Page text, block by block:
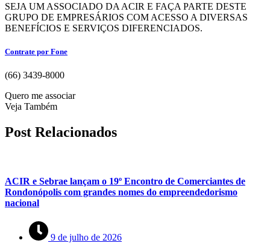
SEJA UM ASSOCIADO DA ACIR E FAÇA PARTE DESTE
GRUPO DE EMPRESÁRIOS COM ACESSO A DIVERSAS
BENEFÍCIOS E SERVIÇOS DIFERENCIADOS.
Contrate por Fone
(66) 3439-8000
Quero me associar
Veja Também
Post Relacionados
ACIR e Sebrae lançam o 19º Encontro de Comerciantes de
Rondonópolis com grandes nomes do empreendedorismo
nacional
9 de julho de 2026